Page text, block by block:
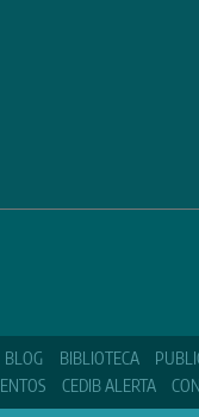
BLOG BIBLIOTECA
CEDIB ALERTA